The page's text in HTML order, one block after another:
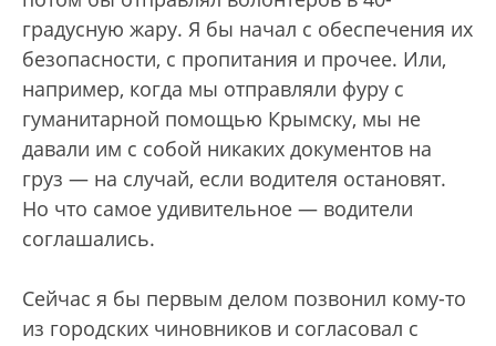
градусную жару. Я бы начал с обеспечения их
безопасности, с пропитания и прочее. Или,
например, когда мы отправляли фуру с
гуманитарной помощью Крымску, мы не
давали им с собой никаких документов на
груз — на случай, если водителя остановят.
Но что самое удивительное — водители
соглашались.
Сейчас я бы первым делом позвонил кому-то
из городских чиновников и согласовал с